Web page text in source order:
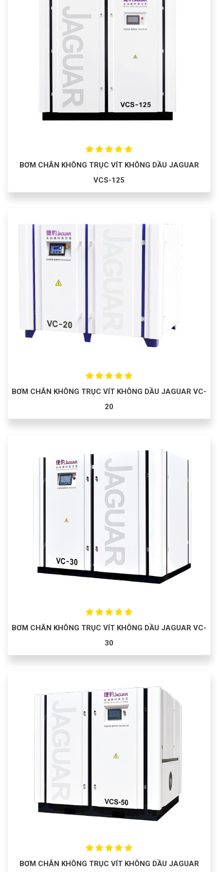
BƠM CHÂN KHÔNG TRỤC VÍT KHÔNG DẦU JAGUAR
VCS-125
BƠM CHÂN KHÔNG TRỤC VÍT KHÔNG DẦU JAGUAR VC-
20
BƠM CHÂN KHÔNG TRỤC VÍT KHÔNG DẦU JAGUAR VC-
30
BƠM CHÂN KHÔNG TRỤC VÍT KHÔNG DẦU JAGUAR